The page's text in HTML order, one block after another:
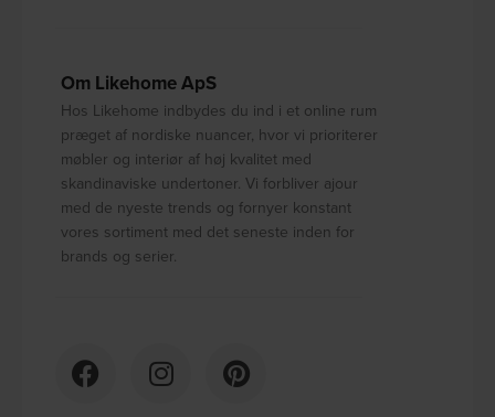
Om Likehome ApS
Hos Likehome indbydes du ind i et online rum
præget af nordiske nuancer, hvor vi prioriterer
møbler og interiør af høj kvalitet med
skandinaviske undertoner. Vi forbliver ajour
med de nyeste trends og fornyer konstant
vores sortiment med det seneste inden for
brands og serier.